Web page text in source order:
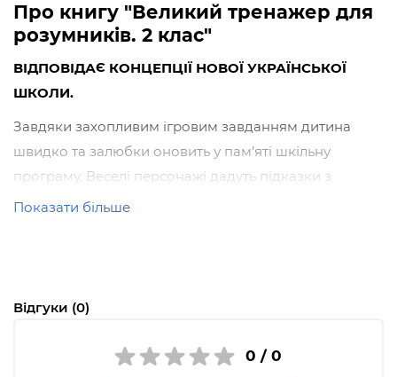
Про книгу "Великий тренажер для
розумників. 2 клас"
ВІДПОВІДАЄ КОНЦЕПЦІЇ НОВОЇ УКРАЇНСЬКОЇ
ШКОЛИ.
Завдяки захопливим ігровим завданням дитина
швидко та залюбки оновить у пам’яті шкільну
програму. Веселі персонажі дадуть підказки з
найважливіших та найскладніших запитань,
вивчення математики, української та англійської
«Великий тренажер для розумників» — це 96
Показати більше
Відгуки (0)
0 / 0